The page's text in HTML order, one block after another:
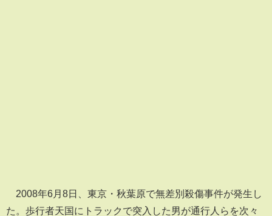
2008年6月8日、東京・秋葉原で無差別殺傷事件が発生し
た。歩行者天国にトラックで突入した男が通行人らを次々